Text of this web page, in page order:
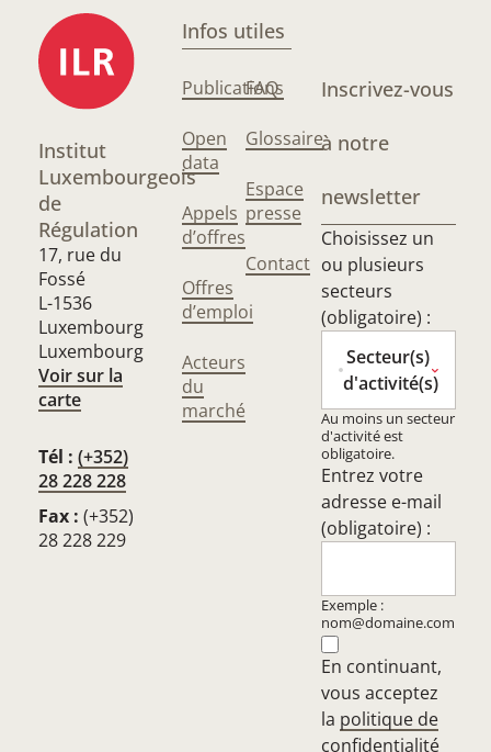
Institut
Luxembourgeois
de
Régulation
17, rue du
Fossé
L-1536
Luxembourg
Luxembourg
Voir sur la
carte
Tél : (+352)
28 228 228
Fax : (+352)
28 228 229
Infos utiles
Publications
Open
data
Appels
d’offres
Offres
d’emploi
Acteurs
du
marché
FAQ
Glossaire
Espace
presse
Contact
Inscrivez-vous
à notre
newsletter
Choisissez un
ou plusieurs
secteurs
(obligatoire) :
Secteur(s)
d'activité(s)
Au moins un secteur
d'activité est
obligatoire.
Entrez votre
adresse e-mail
(obligatoire) :
Exemple :
nom@domaine.com
En continuant,
vous acceptez
la politique de
confidentialité